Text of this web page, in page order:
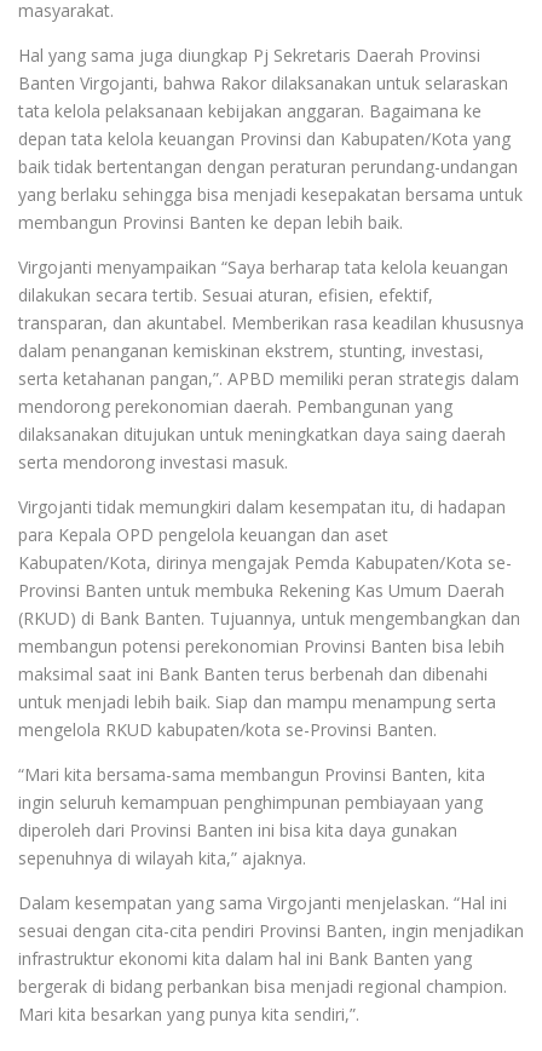
masyarakat.
Hal yang sama juga diungkap Pj Sekretaris Daerah Provinsi
Banten Virgojanti, bahwa Rakor dilaksanakan untuk selaraskan
tata kelola pelaksanaan kebijakan anggaran. Bagaimana ke
depan tata kelola keuangan Provinsi dan Kabupaten/Kota yang
baik tidak bertentangan dengan peraturan perundang-undangan
yang berlaku sehingga bisa menjadi kesepakatan bersama untuk
membangun Provinsi Banten ke depan lebih baik.
Virgojanti menyampaikan “Saya berharap tata kelola keuangan
dilakukan secara tertib. Sesuai aturan, efisien, efektif,
transparan, dan akuntabel. Memberikan rasa keadilan khususnya
dalam penanganan kemiskinan ekstrem, stunting, investasi,
serta ketahanan pangan,”. APBD memiliki peran strategis dalam
mendorong perekonomian daerah. Pembangunan yang
dilaksanakan ditujukan untuk meningkatkan daya saing daerah
serta mendorong investasi masuk.
Virgojanti tidak memungkiri dalam kesempatan itu, di hadapan
para Kepala OPD pengelola keuangan dan aset
Kabupaten/Kota, dirinya mengajak Pemda Kabupaten/Kota se-
Provinsi Banten untuk membuka Rekening Kas Umum Daerah
(RKUD) di Bank Banten. Tujuannya, untuk mengembangkan dan
membangun potensi perekonomian Provinsi Banten bisa lebih
maksimal saat ini Bank Banten terus berbenah dan dibenahi
untuk menjadi lebih baik. Siap dan mampu menampung serta
mengelola RKUD kabupaten/kota se-Provinsi Banten.
“Mari kita bersama-sama membangun Provinsi Banten, kita
ingin seluruh kemampuan penghimpunan pembiayaan yang
diperoleh dari Provinsi Banten ini bisa kita daya gunakan
sepenuhnya di wilayah kita,” ajaknya.
Dalam kesempatan yang sama Virgojanti menjelaskan. “Hal ini
sesuai dengan cita-cita pendiri Provinsi Banten, ingin menjadikan
infrastruktur ekonomi kita dalam hal ini Bank Banten yang
bergerak di bidang perbankan bisa menjadi regional champion.
Mari kita besarkan yang punya kita sendiri,”.